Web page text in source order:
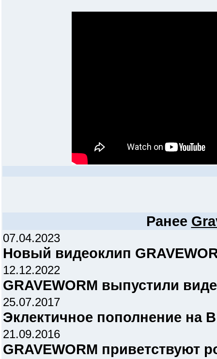
Ранее
07.04.2023
Новый видеоклип
12.12.2022
GRAVEWORM выпустили
25.07.2017
Эклектичное пополнение на
21.09.2016
GRAVEWORM приветствуют